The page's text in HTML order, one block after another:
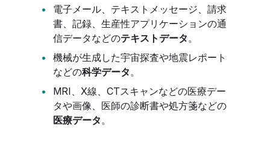
電子メール、テキストメッセージ、請求
書、記録、生産性アプリケーションの通
信データなどのテキストデータ。
機械が生成した宇宙探査や地震レポート
などの科学データ。
MRI、X線、CTスキャンなどの医療デー
タや画像、医師の診断書や処方箋などの
医療データ。